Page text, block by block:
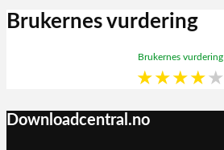
Brukernes vurdering
Brukernes vurdering
★★★★★
Downloadcentral.no